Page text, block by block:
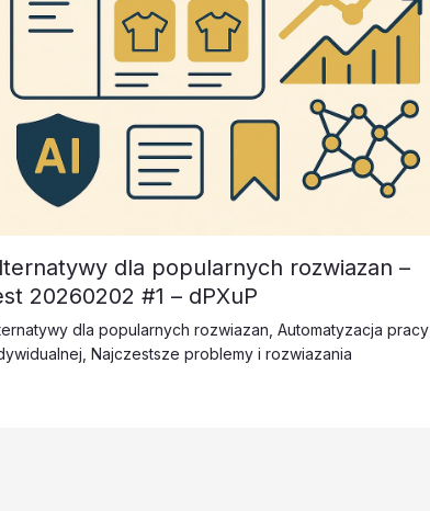
dla popularnych rozwiazan –
20260202 #1 – dPXuP
dla popularnych rozwiazan Automatyzacja pracy
Najczestsze problemy i rozwiazania